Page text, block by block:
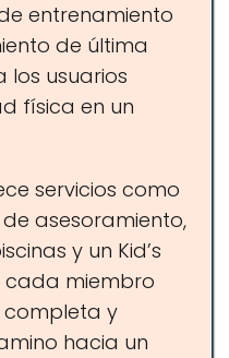
entrenamiento
de última
los usuarios
física en un
servicios como
asesoramiento,
y un Kid’s
cada miembro
completa y
hacia un